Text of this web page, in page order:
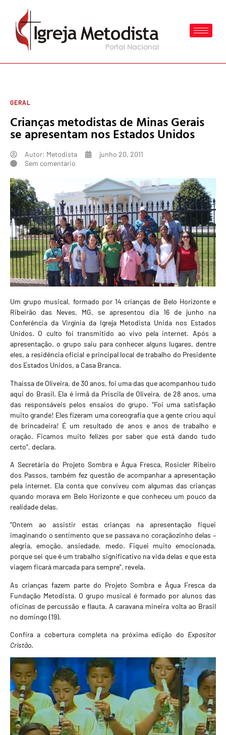
GERAL
Crianças metodistas de Minas Gerais
se apresentam nos Estados Unidos
Autor: Metodista
junho 20, 2011
Sem comentário
Um grupo musical, formado por 14 crianças de Belo Horizonte e
Ribeirão das Neves, MG, se apresentou dia 16 de junho na
Conferência da Virgínia da Igreja Metodista Unida nos Estados
Unidos. O culto foi transmitido ao vivo pela internet. Após a
apresentação, o grupo saiu para conhecer alguns lugares, dentre
eles, a residência oficial e principal local de trabalho do Presidente
dos Estados Unidos, a Casa Branca.
Thaissa de Oliveira, de 30 anos, foi uma das que acompanhou tudo
aqui do Brasil. Ela é irmã da Priscila de Oliveira, de 28 anos, uma
das responsáveis pelos ensaios do grupo. “Foi uma satisfação
muito grande! Eles fizeram uma coreografia que a gente criou aqui
de brincadeira! É um resultado de anos e anos de trabalho e
oração. Ficamos muito felizes por saber que está dando tudo
certo”, declara.
A Secretária do Projeto Sombra e Água Fresca, Rosicler Ribeiro
dos Passos, também fez questão de acompanhar a apresentação
pela internet. Ela conta que conviveu com algumas das crianças
quando morava em Belo Horizonte e que conheceu um pouco da
realidade delas.
“Ontem ao assistir estas crianças na apresentação fiquei
imaginando o sentimento que se passava no coraçãozinho delas –
alegria, emoção, ansiedade, medo. Fiquei muito emocionada,
porque sei que é um trabalho significativo na vida delas e que esta
viagem ficará marcada para sempre”, revela.
As crianças fazem parte do Projeto Sombra e Água Fresca da
Fundação Metodista. O grupo musical é formado por alunos das
oficinas de percussão e flauta. A caravana mineira volta ao Brasil
no domingo (19).
Confira a cobertura completa na próxima edição do Expositor
Cristão.